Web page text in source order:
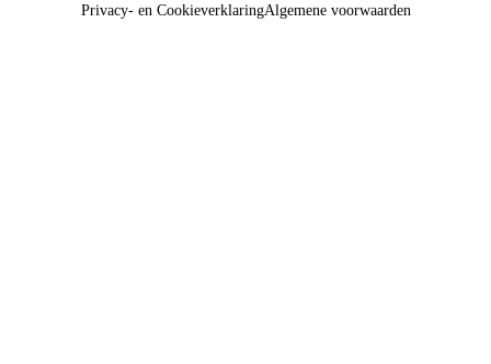
Privacy- en CookieverklaringAlgemene voorwaarden